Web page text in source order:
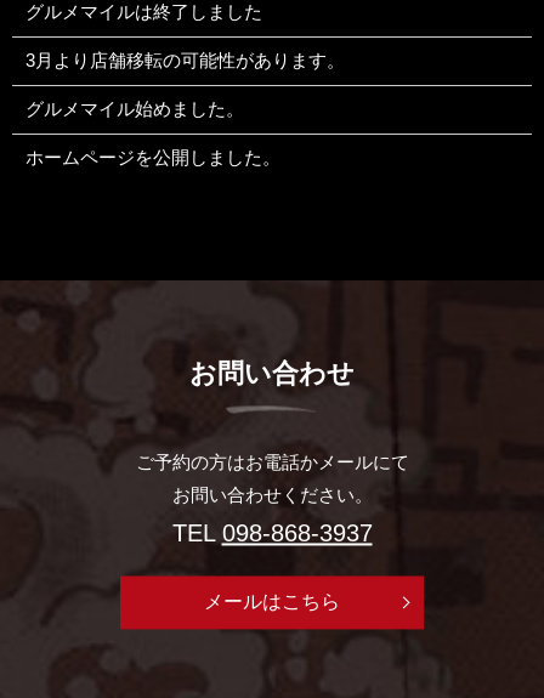
グルメマイルは終了しました
3月より店舗移転の可能性があります。
グルメマイル始めました。
ホームページを公開しました。
お問い合わせ
ご予約の方はお電話かメールにて
お問い合わせください。
TEL 098-868-3937
メールはこちら